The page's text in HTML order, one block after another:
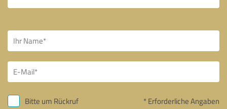
Bitte um Rückruf * Erforderliche Angaben